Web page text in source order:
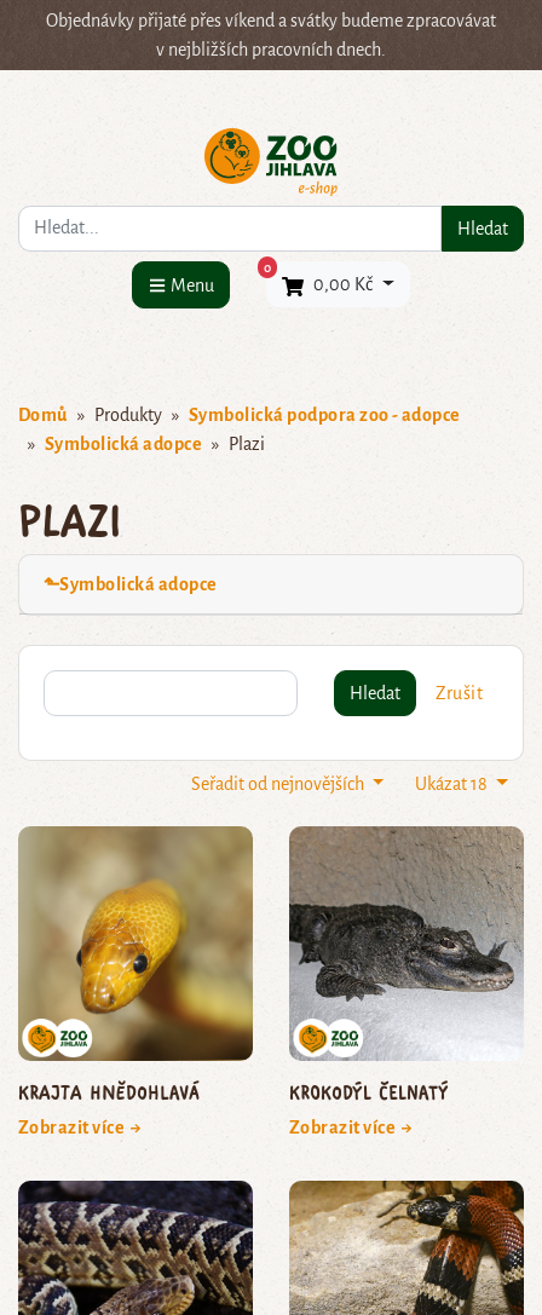
Objednávky přijaté přes víkend a svátky budeme zpracovávat
v nejbližších pracovních dnech.
Co hledáte? Hledat
Menu
0×
0,00 Kč
Domů Produkty
Symbolická podpora zoo - adopce
Symbolická adopce
Plazi
Plazi
⬑Symbolická adopce
Hledat Zrušit
Ukázat 18
Seřadit od nejnovějších
krajta hnědohlavá
Zobrazit více →
krokodýl čelnatý
Zobrazit více →